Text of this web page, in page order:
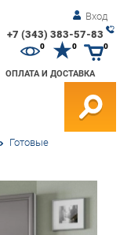
Вход
+7 (343) 383-57-83
ОПЛАТА И ДОСТАВКА
0 0
Готовые